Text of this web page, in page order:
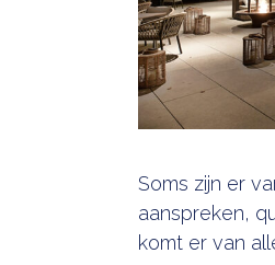
Soms zijn er
aanspreken,
komt er van